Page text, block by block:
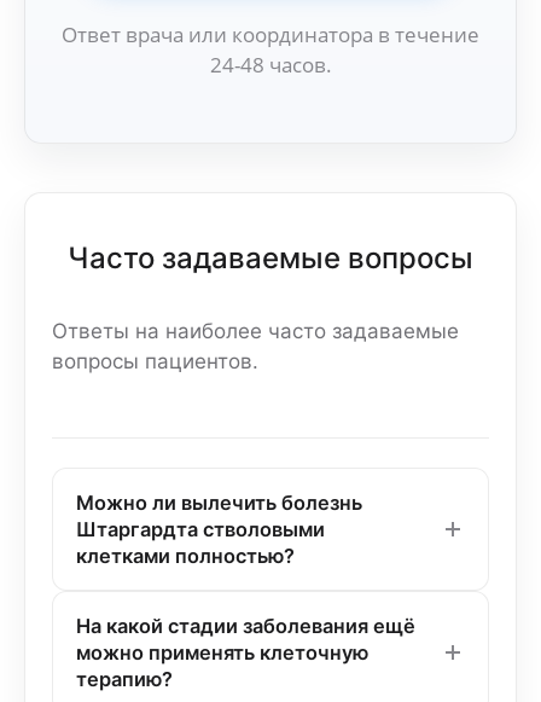
Ответ врача или координатора в течение
24-48 часов.
Часто задаваемые вопросы
Ответы на наиболее часто задаваемые
вопросы пациентов.
Можно ли вылечить болезнь
Штаргардта стволовыми
клетками полностью?
На сегодняшний день речь идёт не о
полном излечении, а о замедлении
прогрессирования и частичном
На какой стадии заболевания ещё
можно применять клеточную
терапию?